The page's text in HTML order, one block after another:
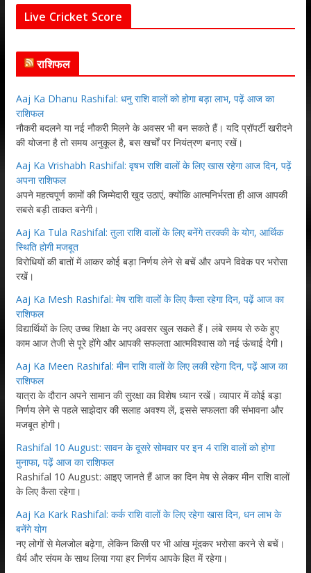
Live Cricket Score
राशिफल
Aaj Ka Dhanu Rashifal: धनु राशि वालों को होगा बड़ा लाभ, पढ़ें आज का
राशिफल
नौकरी बदलने या नई नौकरी मिलने के अवसर भी बन सकते हैं। यदि प्रॉपर्टी खरीदने
की योजना है तो समय अनुकूल है, बस खर्चों पर नियंत्रण बनाए रखें।
Aaj Ka Vrishabh Rashifal: वृषभ राशि वालों के लिए खास रहेगा आज दिन, पढ़ें
अपना राशिफल
अपने महत्वपूर्ण कामों की जिम्मेदारी खुद उठाएं, क्योंकि आत्मनिर्भरता ही आज आपकी
सबसे बड़ी ताकत बनेगी।
Aaj Ka Tula Rashifal: तुला राशि वालों के लिए बनेंगे तरक्की के योग, आर्थिक
स्थिति होगी मजबूत
विरोधियों की बातों में आकर कोई बड़ा निर्णय लेने से बचें और अपने विवेक पर भरोसा
रखें।
Aaj Ka Mesh Rashifal: मेष राशि वालों के लिए कैसा रहेगा दिन, पढ़ें आज का
राशिफल
विद्यार्थियों के लिए उच्च शिक्षा के नए अवसर खुल सकते हैं। लंबे समय से रुके हुए
काम आज तेजी से पूरे होंगे और आपकी सफलता आत्मविश्वास को नई ऊंचाई देगी।
Aaj Ka Meen Rashifal: मीन राशि वालों के लिए लकी रहेगा दिन, पढ़ें आज का
राशिफल
यात्रा के दौरान अपने सामान की सुरक्षा का विशेष ध्यान रखें। व्यापार में कोई बड़ा
निर्णय लेने से पहले साझेदार की सलाह अवश्य लें, इससे सफलता की संभावना और
मजबूत होगी।
Rashifal 10 August: सावन के दूसरे सोमवार पर इन 4 राशि वालों को होगा
मुनाफा, पढ़ें आज का राशिफल
Rashifal 10 August: आइए जानते हैं आज का दिन मेष से लेकर मीन राशि वालों
के लिए कैसा रहेगा।
Aaj Ka Kark Rashifal: कर्क राशि वालों के लिए रहेगा खास दिन, धन लाभ के
बनेंगे योग
नए लोगों से मेलजोल बढ़ेगा, लेकिन किसी पर भी आंख मूंदकर भरोसा करने से बचें।
धैर्य और संयम के साथ लिया गया हर निर्णय आपके हित में रहेगा।